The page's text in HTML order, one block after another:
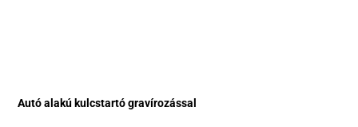
Autó alakú kulcstartó gravírozással